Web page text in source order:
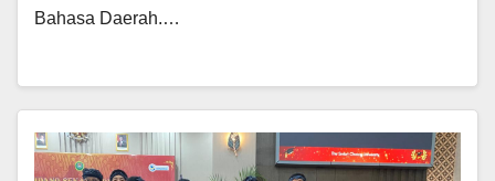
Bahasa Daerah.…